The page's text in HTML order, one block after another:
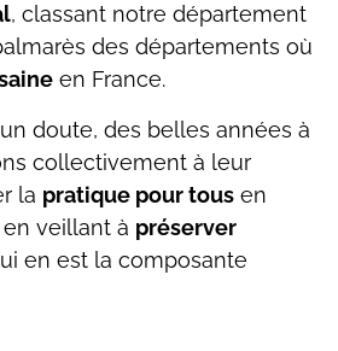
, classant notre département
des départements où
en France.
doute, des belles années à
collectivement à leur
la pratique pour tous en
veillant à préserver
en est la composante